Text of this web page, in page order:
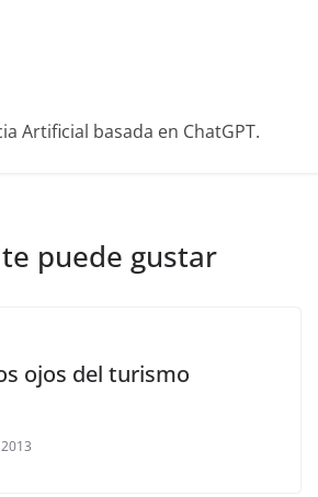
Artificial basada en ChatGPT.
puede gustar
ojos del turismo